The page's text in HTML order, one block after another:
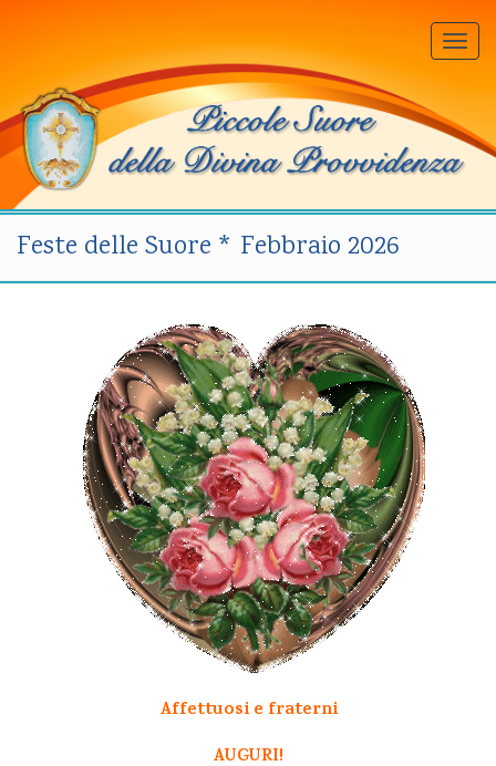
Feste delle Suore * Febbraio 2026
Affettuosi e fraterni
AUGURI!